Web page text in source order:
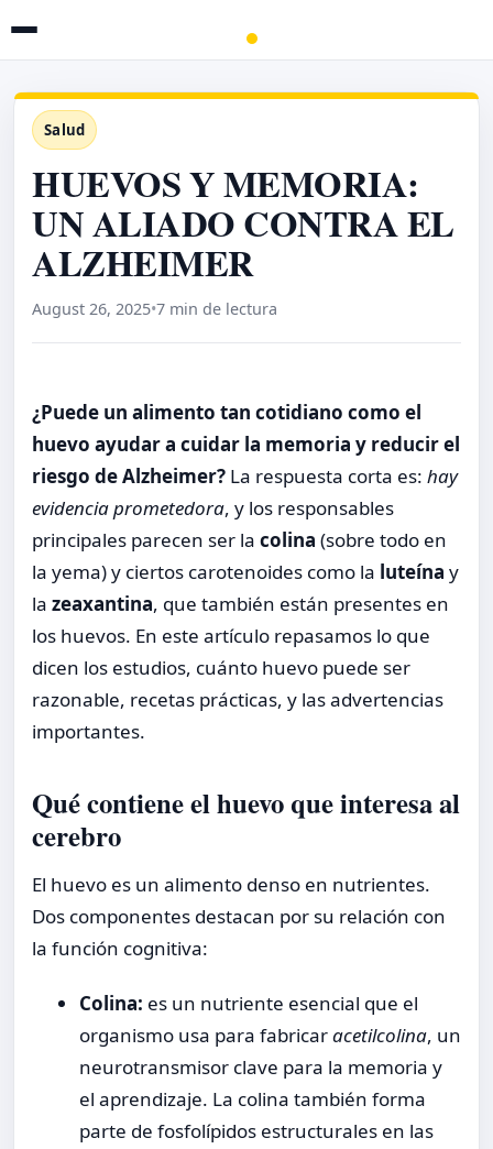
Salud
HUEVOS Y MEMORIA:
UN ALIADO CONTRA EL
ALZHEIMER
August 26, 2025•7 min de lectura
¿Puede un alimento tan cotidiano como el
huevo ayudar a cuidar la memoria y reducir el
riesgo de Alzheimer? La respuesta corta es: hay
evidencia prometedora, y los responsables
principales parecen ser la colina (sobre todo en
la yema) y ciertos carotenoides como la luteína y
la zeaxantina, que también están presentes en
los huevos. En este artículo repasamos lo que
dicen los estudios, cuánto huevo puede ser
razonable, recetas prácticas, y las advertencias
importantes.
Qué contiene el huevo que interesa al
cerebro
El huevo es un alimento denso en nutrientes.
Dos componentes destacan por su relación con
la función cognitiva:
Colina: es un nutriente esencial que el
organismo usa para fabricaracetilcolina, un
neurotransmisor clave para la memoria y
el aprendizaje. La colina también forma
parte de fosfolípidos estructurales en las